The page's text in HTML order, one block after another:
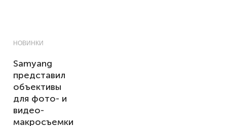
НОВИНКИ
Samyang
представил
объективы
для фото- и
видео-
макросъемки